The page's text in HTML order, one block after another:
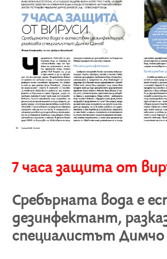
7 часа защита от
Сребърната вода е
дезинфектант,
специалистът